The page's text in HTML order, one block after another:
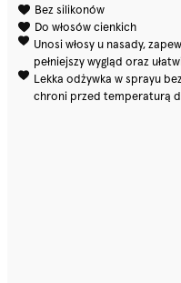
Bez silikonów
Do włosów cienkich
Unosi włosy u nasady,
pełniejszy wygląd oraz
Lekka odżywka w sprayu
chroni przed temperaturą